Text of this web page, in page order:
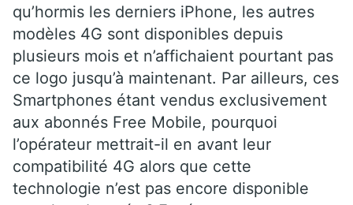
qu’hormis les derniers iPhone, les autres
modèles 4G sont disponibles depuis
plusieurs mois et n’affichaient pourtant pas
ce logo jusqu’à maintenant. Par ailleurs, ces
Smartphones étant vendus exclusivement
aux abonnés Free Mobile, pourquoi
l’opérateur mettrait-il en avant leur
compatibilité 4G alors que cette
technologie n’est pas encore disponible